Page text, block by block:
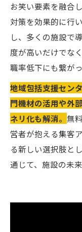
お笑い要素を融合
対策を効果的に行
し、多くの施設で
度が高いだけでな
職率低下にも繋がっ
地域包括支援セン
門機材の活用や外
ネリ化も解消。 無
営者が抱える集客
る新しい選択肢と
通じて、施設の未